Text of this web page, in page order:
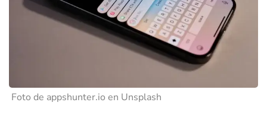
Foto de appshunter.io en Unsplash